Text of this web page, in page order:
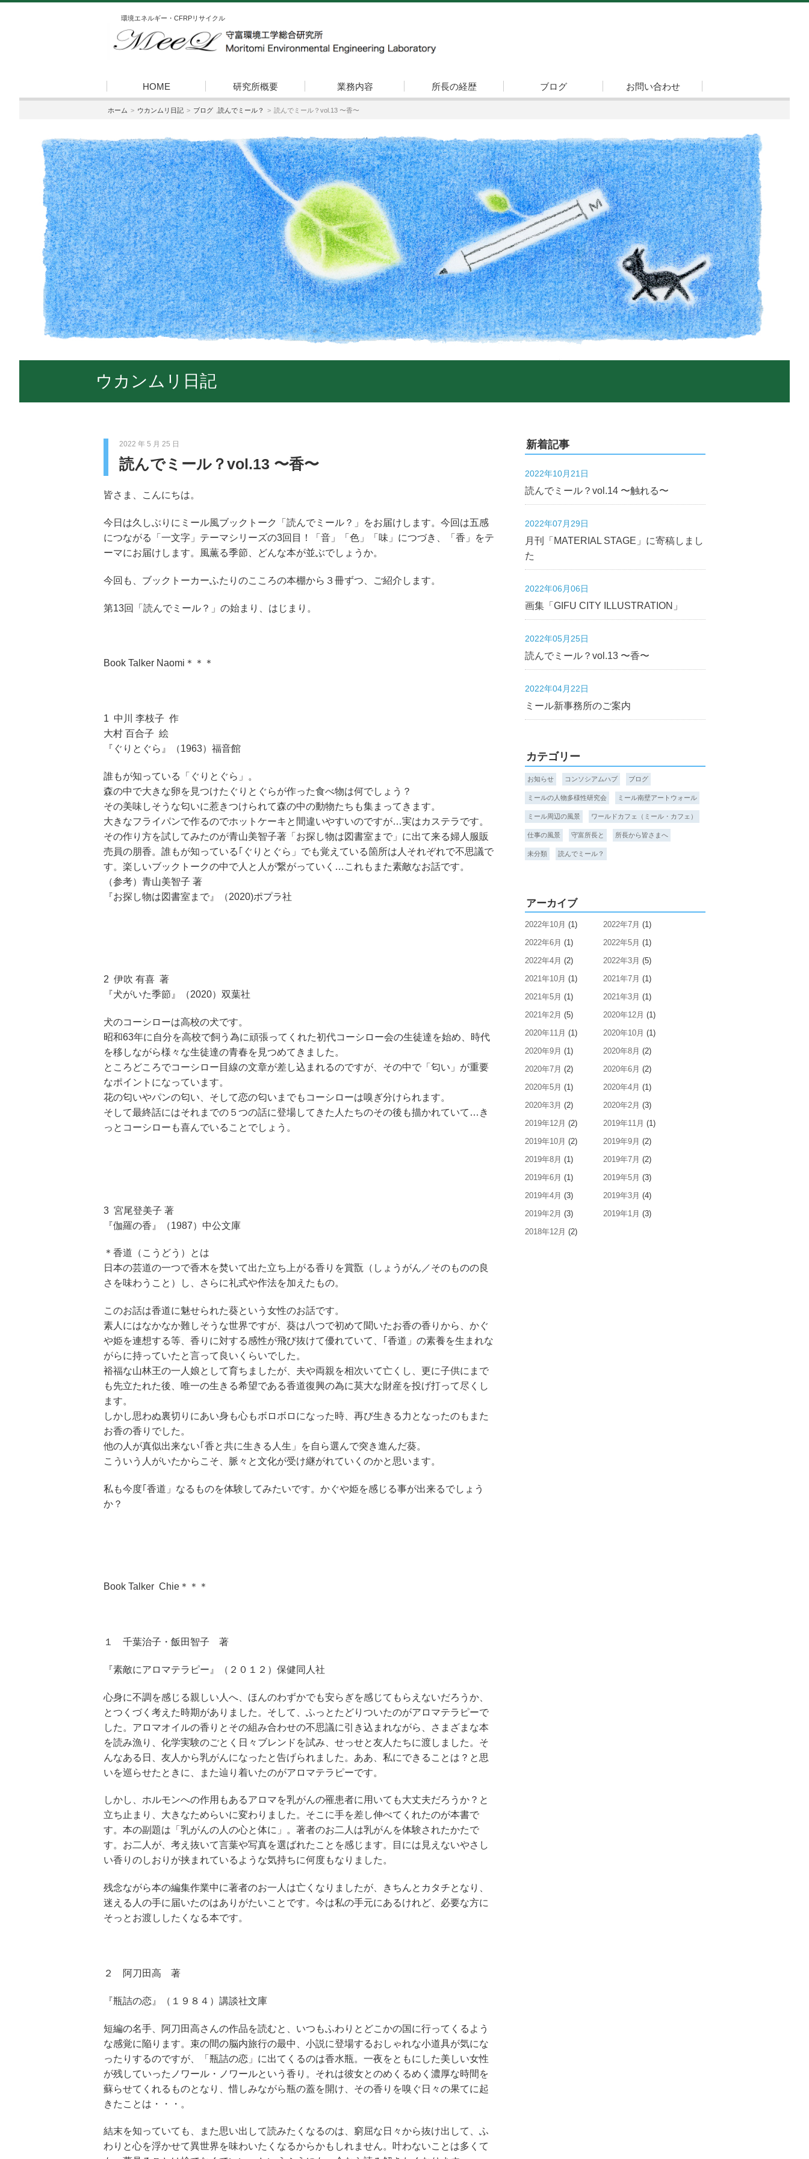
環境エネルギー・CFRPリサイクル
HOME 研究所概要 業務内容 所長の経歴 ブログ お問い合わせ
ホーム ウカンムリ日記 ブログ 読んでミール？ 読んでミール？vol.13 〜香〜
ウカンムリ日記
2022 年 5 月 25 日
読んでミール？vol.13 〜香〜
皆さま、こんにちは。
今日は久しぶりにミール風ブックトーク「読んでミール？」をお届けします。今回は五感
につながる「一文字」テーマシリーズの3回目！「音」「色」「味」につづき、「香」をテ
ーマにお届けします。風薫る季節、どんな本が並ぶでしょうか。
今回も、ブックトーカーふたりのこころの本棚から３冊ずつ、ご紹介します。
第13回「読んでミール？」の始まり、はじまり。
Book Talker Naomi＊＊＊
1 中川 李枝子 作
大村 百合子 絵
『ぐりとぐら』（1963）福音館
誰もが知っている「ぐりとぐら」。
森の中で大きな卵を見つけたぐりとぐらが作った食べ物は何でしょう？
その美味しそうな匂いに惹きつけられて森の中の動物たちも集まってきます。
大きなフライパンで作るのでホットケーキと間違いやすいのですが…実はカステラです。
その作り方を試してみたのが青山美智子著「お探し物は図書室まで」に出て来る婦人服販
売員の朋香。誰もが知っている｢ぐりとぐら」でも覚えている箇所は人それぞれで不思議で
す。楽しいブックトークの中で人と人が繋がっていく…これもまた素敵なお話です。
（参考）青山美智子 著
『お探し物は図書室まで』（2020)ポプラ社
2 伊吹 有喜 著
『犬がいた季節』（2020）双葉社
犬のコーシローは高校の犬です。
昭和63年に自分を高校で飼う為に頑張ってくれた初代コーシロー会の生徒達を始め、時代
を移しながら様々な生徒達の青春を見つめてきました。
ところどころでコーシロー目線の文章が差し込まれるのですが、その中で「匂い」が重要
なポイントになっています。
花の匂いやパンの匂い、そして恋の匂いまでもコーシローは嗅ぎ分けられます。
そして最終話にはそれまでの５つの話に登場してきた人たちのその後も描かれていて…き
っとコーシローも喜んでいることでしょう。
3 宮尾登美子 著
『伽羅の香』（1987）中公文庫
＊香道（こうどう）とは
日本の芸道の一つで香木を焚いて出た立ち上がる香りを賞翫（しょうがん／そのものの良
さを味わうこと）し、さらに礼式や作法を加えたもの。
このお話は香道に魅せられた葵という女性のお話です。
素人にはなかなか難しそうな世界ですが、葵は八つで初めて聞いたお香の香りから、かぐ
や姫を連想する等、香りに対する感性が飛び抜けて優れていて、｢香道」の素養を生まれな
がらに持っていたと言って良いくらいでした。
裕福な山林王の一人娘として育ちましたが、夫や両親を相次いて亡くし、更に子供にまで
も先立たれた後、唯一の生きる希望である香道復興の為に莫大な財産を投げ打って尽くし
ます。
しかし思わぬ裏切りにあい身も心もボロボロになった時、再び生きる力となったのもまた
お香の香りでした。
他の人が真似出来ない｢香と共に生きる人生」を自ら選んで突き進んだ葵。
こういう人がいたからこそ、脈々と文化が受け継がれていくのかと思います。
私も今度｢香道」なるものを体験してみたいです。かぐや姫を感じる事が出来るでしょう
か？
Book Talker Chie＊＊＊
１ 千葉治子・飯田智子 著
『素敵にアロマテラピー』（２０１２）保健同人社
心身に不調を感じる親しい人へ、ほんのわずかでも安らぎを感じてもらえないだろうか、
とつくづく考えた時期がありました。そして、ふっとたどりついたのがアロマテラピーで
した。アロマオイルの香りとその組み合わせの不思議に引き込まれながら、さまざまな本
を読み漁り、化学実験のごとく日々ブレンドを試み、せっせと友人たちに渡しました。そ
んなある日、友人から乳がんになったと告げられました。ああ、私にできることは？と思
いを巡らせたときに、また辿り着いたのがアロマテラピーです。
しかし、ホルモンへの作用もあるアロマを乳がんの罹患者に用いても大丈夫だろうか？と
立ち止まり、大きなためらいに変わりました。そこに手を差し伸べてくれたのが本書で
す。本の副題は「乳がんの人の心と体に」。著者のお二人は乳がんを体験されたかたで
す。お二人が、考え抜いて言葉や写真を選ばれたことを感じます。目には見えないやさし
い香りのしおりが挟まれているような気持ちに何度もなりました。
残念ながら本の編集作業中に著者のお一人は亡くなりましたが、きちんとカタチとなり、
迷える人の手に届いたのはありがたいことです。今は私の手元にあるけれど、必要な方に
そっとお渡ししたくなる本です。
２ 阿刀田高 著
『瓶詰の恋』（１９８４）講談社文庫
短編の名手、阿刀田高さんの作品を読むと、いつもふわりとどこかの国に行ってくるよう
な感覚に陥ります。束の間の脳内旅行の最中、小説に登場するおしゃれな小道具が気にな
ったりするのですが、「瓶詰の恋」に出てくるのは香水瓶。一夜をともにした美しい女性
が残していったノワール・ノワールという香り。それは彼女とのめくるめく濃厚な時間を
蘇らせてくれるものとなり、惜しみながら瓶の蓋を開け、その香りを嗅ぐ日々の果てに起
きたことは・・・。
結末を知っていても、また思い出して読みたくなるのは、窮屈な日々から抜け出して、ふ
わりと心を浮かせて異世界を味わいたくなるからかもしれません。叶わないことは多くて
新着記事
2022年10月21日
読んでミール？vol.14 〜触れる〜
2022年07月29日
月刊「MATERIAL STAGE」に寄稿しまし
た
2022年06月06日
画集「GIFU CITY ILLUSTRATION」
2022年05月25日
読んでミール？vol.13 〜香〜
2022年04月22日
ミール新事務所のご案内
カテゴリー
お知らせ コンソシアムハブ ブログ
ミールの人物多様性研究会 ミール南壁アートウォール
ミール周辺の風景 ワールドカフェ（ミール・カフェ）
仕事の風景 守富所長と 所長から皆さまへ
未分類 読んでミール？
アーカイブ
2022年10月 (1) 2022年7月 (1)
2022年6月 (1) 2022年5月 (1)
2022年4月 (2) 2022年3月 (5)
2021年10月 (1) 2021年7月 (1)
2021年5月 (1) 2021年3月 (1)
2021年2月 (5) 2020年12月 (1)
2020年11月 (1) 2020年10月 (1)
2020年9月 (1) 2020年8月 (2)
2020年7月 (2) 2020年6月 (2)
2020年5月 (1) 2020年4月 (1)
2020年3月 (2) 2020年2月 (3)
2019年12月 (2) 2019年11月 (1)
2019年10月 (2) 2019年9月 (2)
2019年8月 (1) 2019年7月 (2)
2019年6月 (1) 2019年5月 (3)
2019年4月 (3) 2019年3月 (4)
2019年2月 (3) 2019年1月 (3)
2018年12月 (2)